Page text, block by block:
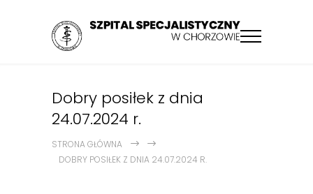
Dobry posiłek z dnia
24.07.2024 r.
STRONA GŁÓWNA
DOBRY POSIŁEK Z DNIA 24.07.2024 R.